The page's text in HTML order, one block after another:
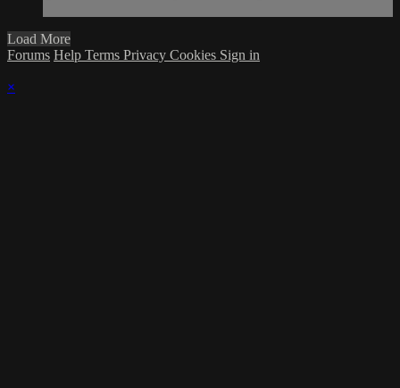
Load More
Forums Help Terms Privacy Cookies Sign in
×